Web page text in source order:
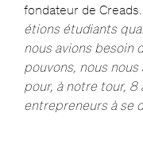
fondateur de Creads
étions étudiants
nous avions besoin
pouvons, nous
pour, à notre tour, 8
entrepreneurs à se